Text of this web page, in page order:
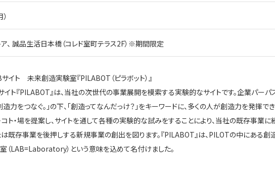
、 誠品生活日本橋（コレド室町テラス2F）※期間限定
サイト 未来創造実験室『PILABOT （ピラボット）』
ト『PILABOT』は、当社の次世代の事業展開を模索する実験的なサイトです。企業パーパ
造力をつなぐ。」の下、「創造ってなんだっけ？」をキーワードに、多くの人が創造力を発揮でき
コト・場を提案し、サイトを通して各種の実験的な試みをすることにより、当社の既存事業に
は既存事業を後押しする新規事業の創出を図ります。『PILABOT』は、PILOTの中にある創
（LAB=Laboratory）という意味を込めて名付けました。